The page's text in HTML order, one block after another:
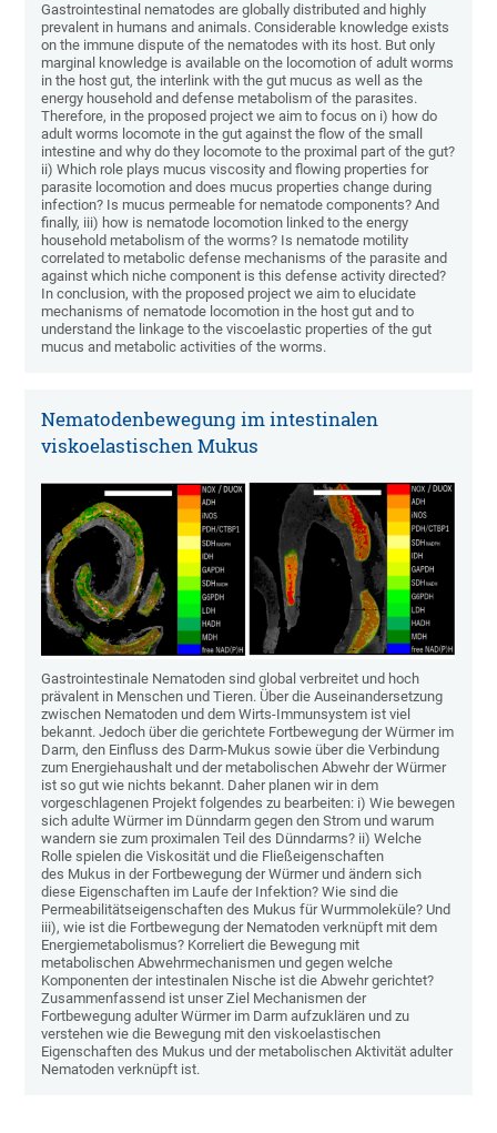
Gastrointestinal nematodes are globally distributed and highly
prevalent in humans and animals. Considerable knowledge exists
on the immune dispute of the nematodes with its host. But only
marginal knowledge is available on the locomotion of adult worms
in the host gut, the interlink with the gut mucus as well as the
energy household and defense metabolism of the parasites.
Therefore, in the proposed project we aim to focus on i) how do
adult worms locomote in the gut against the flow of the small
intestine and why do they locomote to the proximal part of the gut?
ii) Which role plays mucus viscosity and flowing properties for
parasite locomotion and does mucus properties change during
infection? Is mucus permeable for nematode components? And
finally, iii) how is nematode locomotion linked to the energy
household metabolism of the worms? Is nematode motility
correlated to metabolic defense mechanisms of the parasite and
against which niche component is this defense activity directed?
In conclusion, with the proposed project we aim to elucidate
mechanisms of nematode locomotion in the host gut and to
understand the linkage to the viscoelastic properties of the gut
mucus and metabolic activities of the worms.
Nematodenbewegung im intestinalen
viskoelastischen Mukus
Gastrointestinale Nematoden sind global verbreitet und hoch
prävalent in Menschen und Tieren. Über die Auseinandersetzung
zwischen Nematoden und dem Wirts-Immunsystem ist viel
bekannt. Jedoch über die gerichtete Fortbewegung der Würmer im
Darm, den Einfluss des Darm-Mukus sowie über die Verbindung
zum Energiehaushalt und der metabolischen Abwehr der Würmer
ist so gut wie nichts bekannt. Daher planen wir in dem
vorgeschlagenen Projekt folgendes zu bearbeiten: i) Wie bewegen
sich adulte Würmer im Dünndarm gegen den Strom und warum
wandern sie zum proximalen Teil des Dünndarms? ii) Welche
Rolle spielen die Viskosität und die Fließeigenschaften
des Mukus in der Fortbewegung der Würmer und ändern sich
diese Eigenschaften im Laufe der Infektion? Wie sind die
Permeabilitätseigenschaften des Mukus für Wurmmoleküle? Und
iii), wie ist die Fortbewegung der Nematoden verknüpft mit dem
Energiemetabolismus? Korreliert die Bewegung mit
metabolischen Abwehrmechanismen und gegen welche
Komponenten der intestinalen Nische ist die Abwehr gerichtet?
Zusammenfassend ist unser Ziel Mechanismen der
Fortbewegung adulter Würmer im Darm aufzuklären und zu
verstehen wie die Bewegung mit den viskoelastischen
Eigenschaften des Mukus und der metabolischen Aktivität adulter
Nematoden verknüpft ist.